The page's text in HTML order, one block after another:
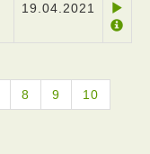
19.04.2021
8 9 10